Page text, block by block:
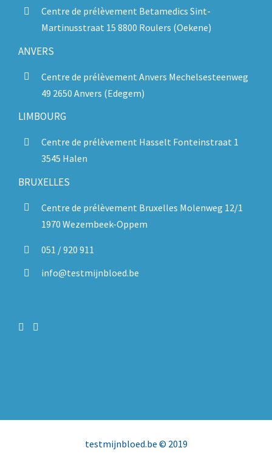
Centre de prélèvement Betamedics Sint-
Martinusstraat 15 8800 Roulers (Oekene)
ANVERS
Centre de prélèvement Anvers Mechelsesteenweg
49 2650 Anvers (Edegem)
LIMBOURG
Centre de prélèvement Hasselt Fonteinstraat 1
3545 Halen
BRUXELLES
Centre de prélèvement Bruxelles Molenweg 12/1
1970 Wezembeek-Oppem
051 / 920 911
info@testmijnbloed.be
testmijnbloed.be © 2019